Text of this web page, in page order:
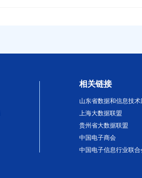
相关链接
山东省数据和信息技
上海大数据联盟
贵州省大数据联盟
中国电子商会
中国电子信息行业联合